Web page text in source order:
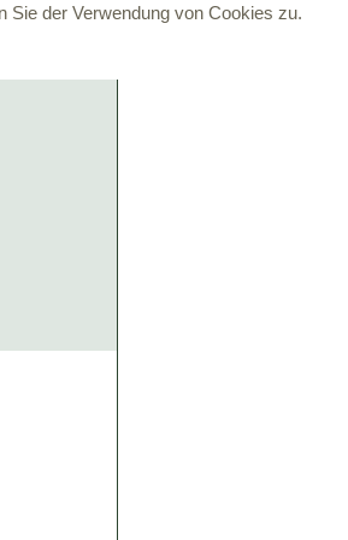
Sie der Verwendung von Cookies zu.